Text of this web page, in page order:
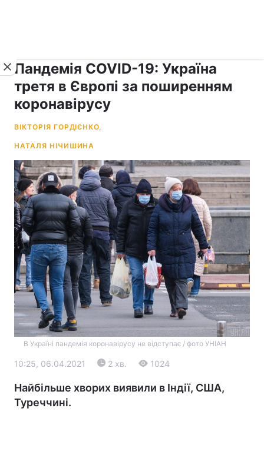
Головна Війна
Пандемія COVID-19: Україна
третя в Європі за поширенням
коронавірусу
ВІКТОРІЯ ГОРДІЄНКО,
НАТАЛЯ НІЧИШИНА
В Україні пандемія коронавірусу не відступає / фото УНІАН
10:25, 06.04.2021 2 хв. 1024
Найбільше хворих виявили в Індії, США,
Туреччині.